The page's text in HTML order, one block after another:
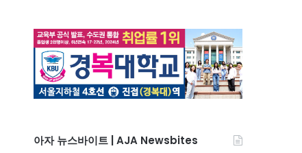
아자 뉴스바이트 | AJA Newsbites